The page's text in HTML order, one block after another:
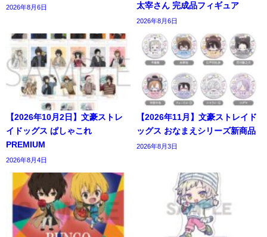
2026年8月6日
太宰さん 完成品フィギュア
2026年8月6日
【2026年10月2日】文豪ストレ
イドッグス ぱしゃこれ
PREMIUM
2026年8月4日
【2026年11月】文豪ストレイド
ッグス おなまえシリーズ新商品
2026年8月3日